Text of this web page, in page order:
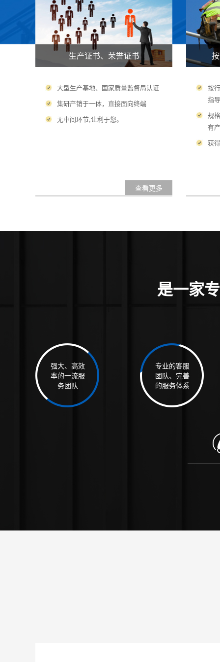
生产证书、荣誉证书
大型生产基地、国家质量监督局认证
集研产销于一体，直接面向终端
无中间环节,让利于您。
查看更多
按
指导
规
有
获
是一家
强大、高效
率的一流服
务团队
专业的客服
团队、完善
的服务体系